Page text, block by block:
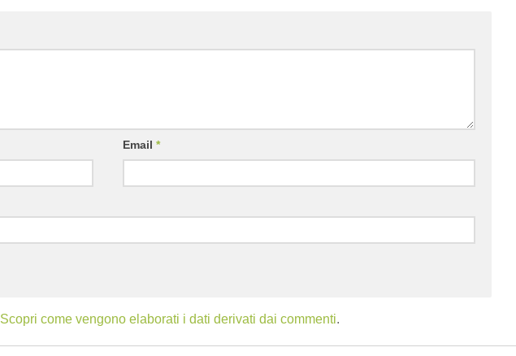
Email*
Scopri come vengono elaborati i dati derivati dai commenti.